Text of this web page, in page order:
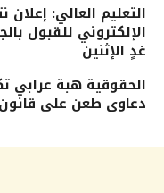
التعليم العالي: إعلان
الإلكتروني للقبول
غدٍ الإثنين
دعاوى طعن على قانون